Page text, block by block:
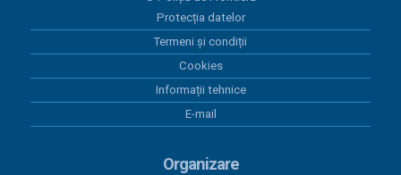
11 iunie 2026
Plăți 11.06.2026
Protecția datelor
Termeni și condiții
Cookies
Informații tehnice
E-mail
Organizare